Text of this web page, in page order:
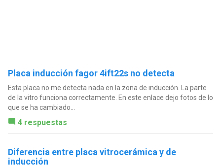
Placa inducción fagor 4ift22s no detecta
Esta placa no me detecta nada en la zona de inducción. La parte
de la vitro funciona correctamente. En este enlace dejo fotos de lo
que se ha cambiado...
4 respuestas
Diferencia entre placa vitrocerámica y de
inducción